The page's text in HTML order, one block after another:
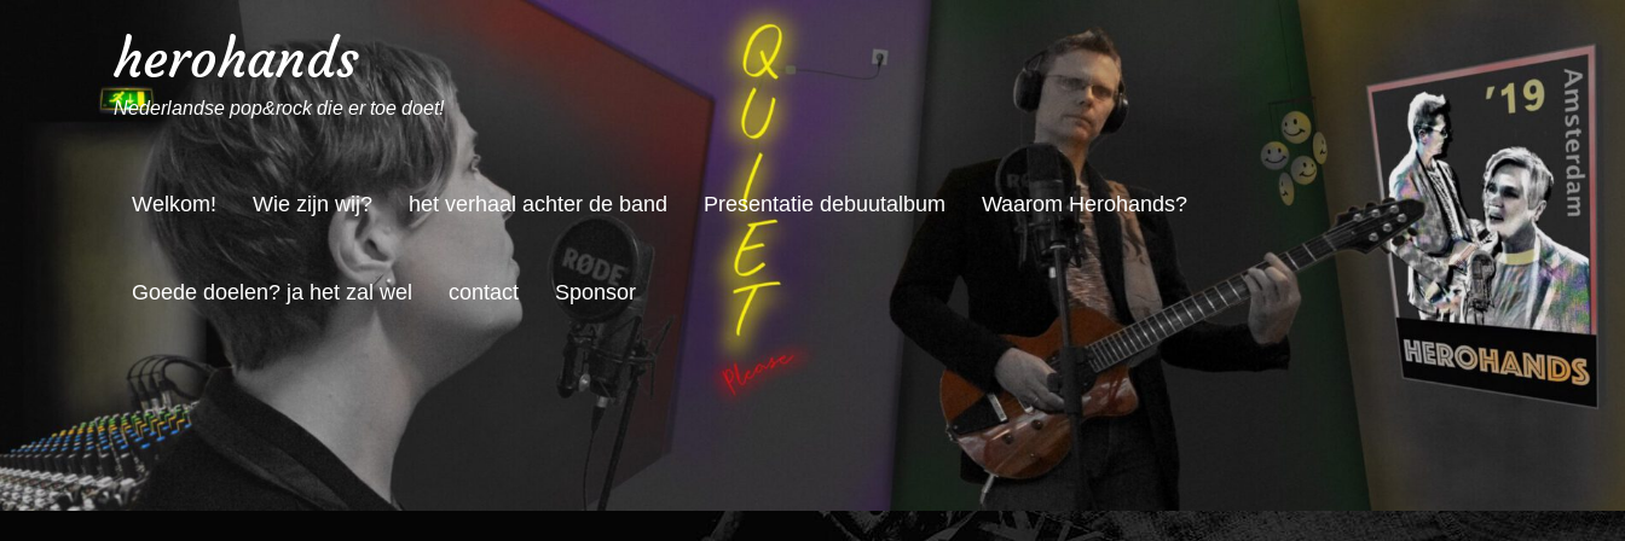
herohands
Nederlandse pop&rock die er toe doet!
Welkom! Wie zijn wij? het verhaal achter de band Presentatie debuutalbum Waarom Herohands?
Goede doelen? ja het zal wel contact Sponsor